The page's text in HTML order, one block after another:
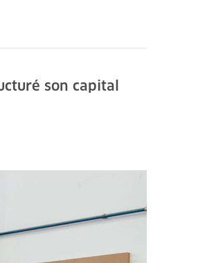
son capital